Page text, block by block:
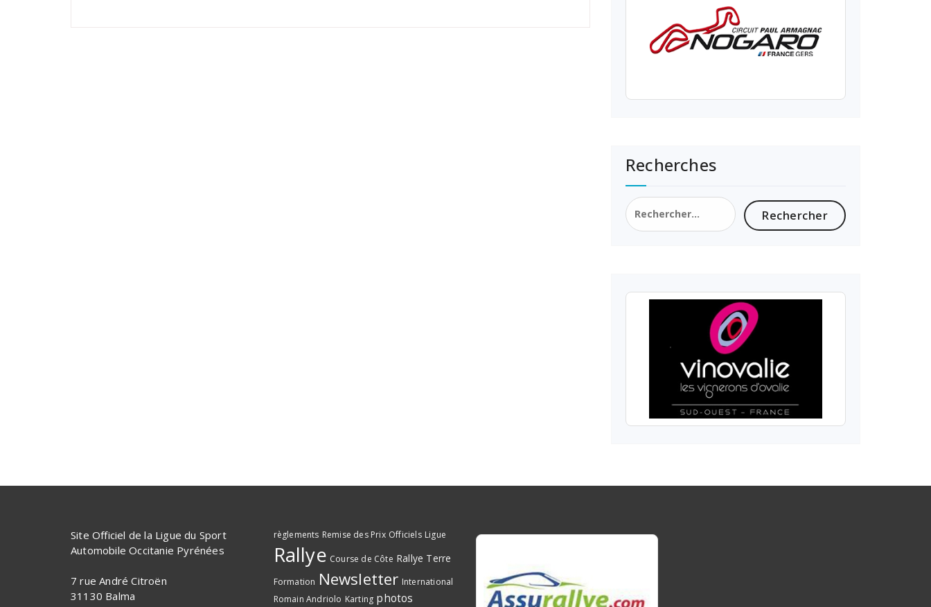
Recherches
Rechercher :
Site Officiel de la Ligue du Sport
Automobile Occitanie Pyrénées
7 rue André Citroën
31130 Balma
règlements Remise des Prix Officiels Ligue
Rallye Course de Côte Rallye Terre
Formation Newsletter International
Romain Andriolo Karting photos